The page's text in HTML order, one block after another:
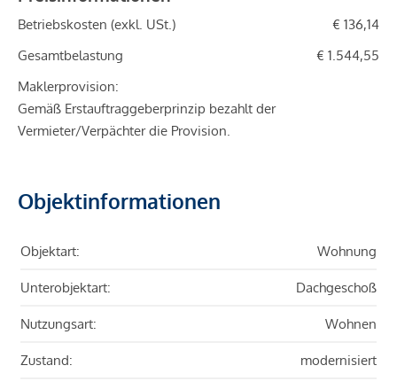
Betriebskosten (exkl. USt.)
€ 136,14
Gesamtbelastung
€ 1.544,55
Maklerprovision:
Gemäß Erstauftraggeberprinzip bezahlt der
Vermieter/Verpächter die Provision.
Objektinformationen
Objektart: Wohnung
Unterobjektart: Dachgeschoß
Nutzungsart: Wohnen
Zustand: modernisiert